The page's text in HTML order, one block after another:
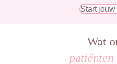
Start jouw
Wat
patiënten